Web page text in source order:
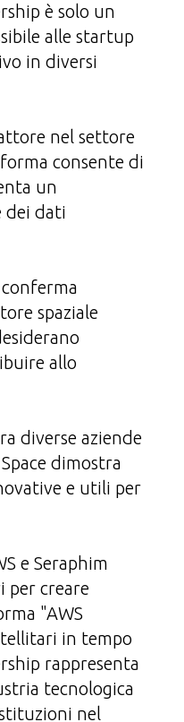
è solo un
alle startup
in diversi
nel settore
consente di
un
dei dati
spaziale
allo
diverse aziende
dimostra
e utili per
e Seraphim
per creare
"AWS
in tempo
rappresenta
tecnologica
nel